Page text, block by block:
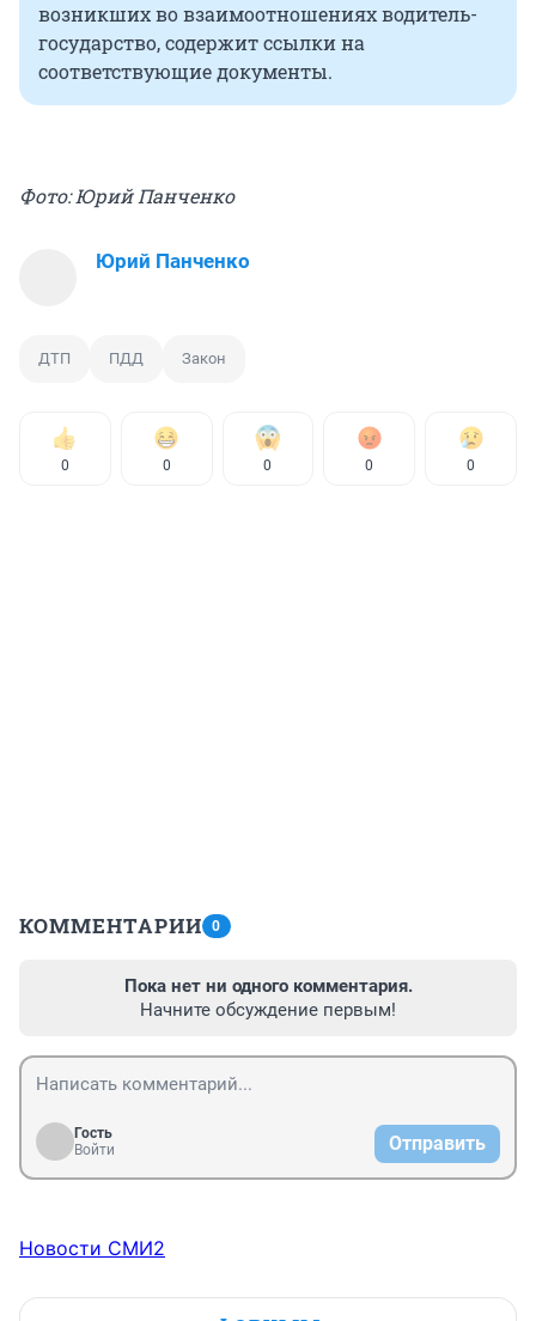
возникших во взаимоотношениях водитель-
государство, содержит ссылки на
соответствующие документы.
Фото: Юрий Панченко
Юрий Панченко
ДТП ПДД Закон
0 0 0 0 0
КОММЕНТАРИИ 0
Пока нет ни одного комментария.
Начните обсуждение первым!
Гость
Войти
Отправить
Новости СМИ2